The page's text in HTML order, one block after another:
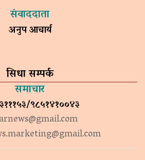
संवाददाता
अनुप आचार्य
सिधा सम्पर्क
समाचार
९८५१४१००४३